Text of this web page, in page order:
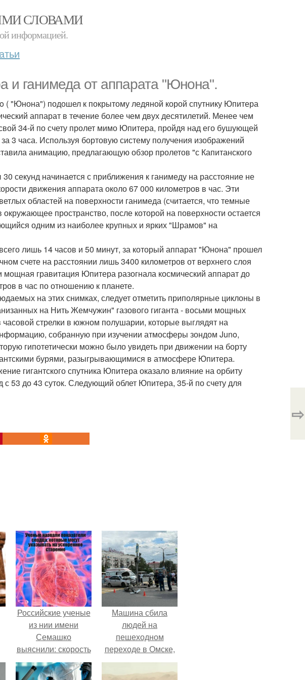
СЛОВАМИ
информацией.
и ганимеда от аппарата "Юнона".
( "Юнона") подошел к покрытому ледяной корой спутнику Юпитера
аппарат в течение более чем двух десятилетий. Менее чем
34-й по счету пролет мимо Юпитера, пройдя над его бушующей
3 часа. Используя бортовую систему получения изображений
анимацию, предлагающую обзор пролетов "с Капитанского
секунд начинается с приближения к ганимеду на расстояние не
движения аппарата около 67 000 километров в час. Эти
областей на поверхности ганимеда (считается, что темные
пространство, после которой на поверхности остается
одним из наиболее крупных и ярких "Шрамов" на
лишь 14 часов и 50 минут, за который аппарат "Юнона" прошел
счете на расстоянии лишь 3400 километров от верхнего слоя
мощная гравитация Юпитера разогнала космический аппарат до
в час по отношению к планете.
на этих снимках, следует отметить приполярные циклоны в
на Нить Жемчужин" газового гиганта - восьми мощных
стрелки в южном полушарии, которые выглядят на
собранную при изучении атмосферы зондом Juno,
гипотетически можно было увидеть при движении на борту
бурями, разыгрывающимися в атмосфере Юпитера.
гигантского спутника Юпитера оказало влияние на орбиту
53 до 43 суток. Следующий облет Юпитера, 35-й по счету для
⇨
Российские ученые
из нии имени
Семашко
выяснили: скорость
старения напрямую
зависит от
Машина сбила
людей на
пешеходном
переходе в Омске,
пострадали 8
человек.